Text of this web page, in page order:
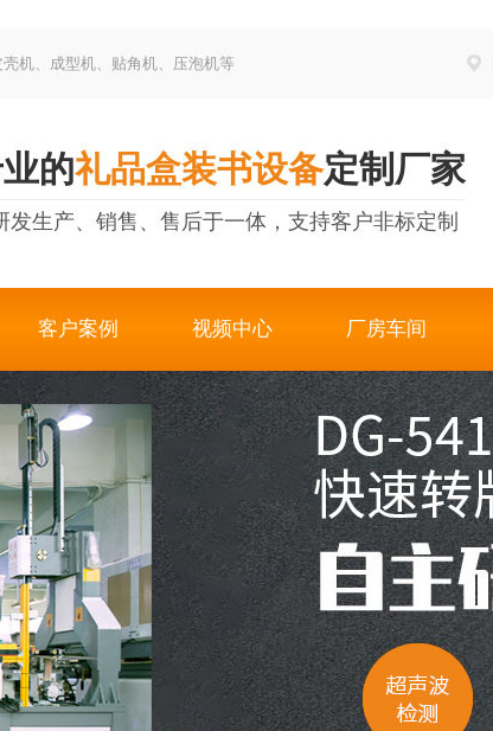
机、成型机、贴角机、压泡机等
的礼品盒装书设备定制厂家
发生产、销售、售后于一体，支持客户非标定制
客户案例 视频中心 厂房车间